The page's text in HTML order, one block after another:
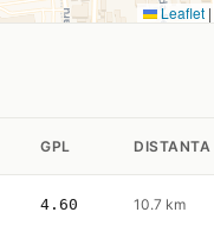
Leaflet |
GPL DISTANTA
4.60 10.7 km